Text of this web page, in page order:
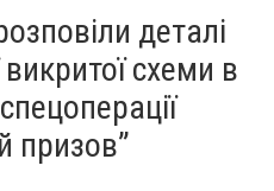
деталі
схеми в
призов”